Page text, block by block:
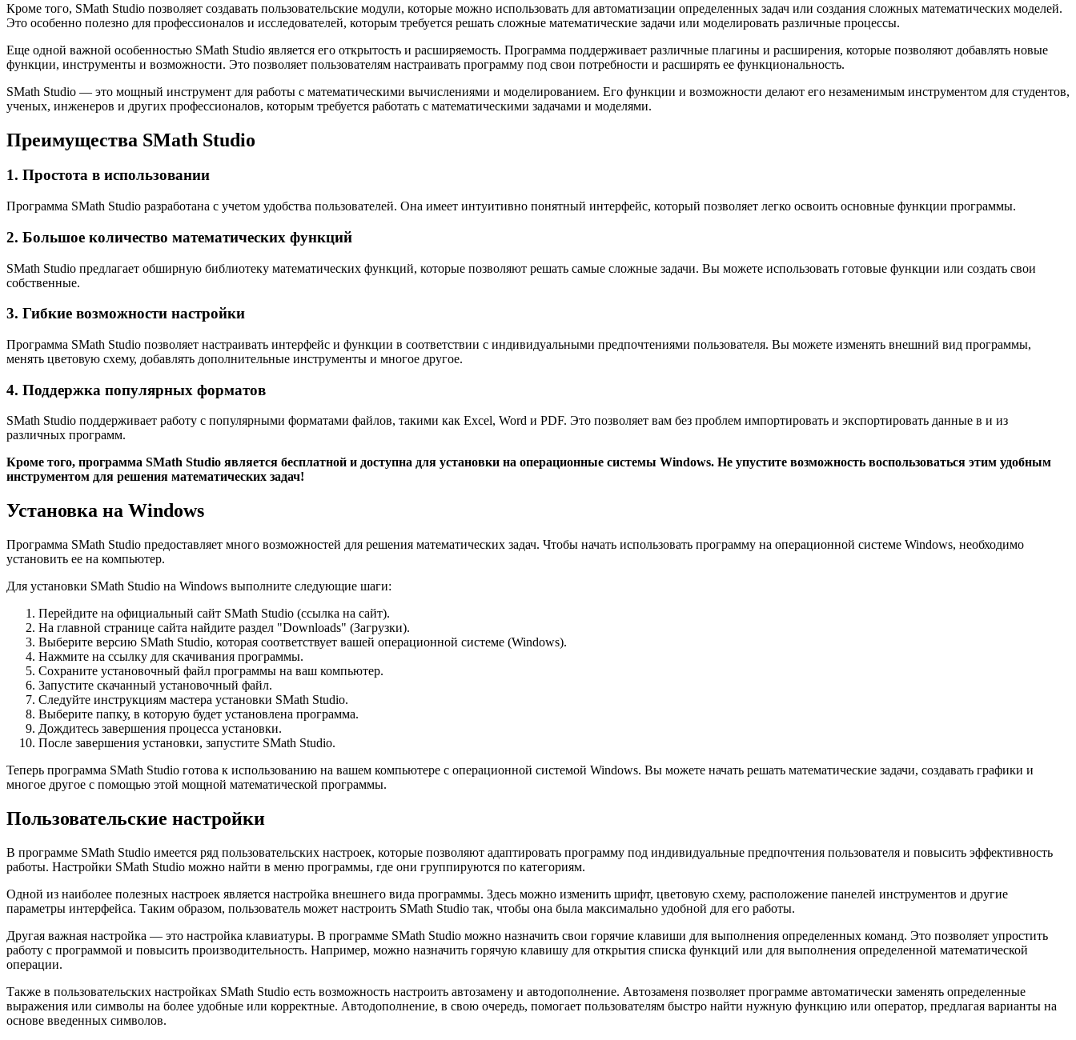
Кроме того, SMath Studio позволяет создавать пользовательские модули, которые можно использовать для автоматизации определенных задач или создания сложных математических моделей.
Это особенно полезно для профессионалов и исследователей, которым требуется решать сложные математические задачи или моделировать различные процессы.
Еще одной важной особенностью SMath Studio является его открытость и расширяемость. Программа поддерживает различные плагины и расширения, которые позволяют добавлять новые
функции, инструменты и возможности. Это позволяет пользователям настраивать программу под свои потребности и расширять ее функциональность.
SMath Studio — это мощный инструмент для работы с математическими вычислениями и моделированием. Его функции и возможности делают его незаменимым инструментом для студентов,
ученых, инженеров и других профессионалов, которым требуется работать с математическими задачами и моделями.
Преимущества SMath Studio
1. Простота в использовании
Программа SMath Studio разработана с учетом удобства пользователей. Она имеет интуитивно понятный интерфейс, который позволяет легко освоить основные функции программы.
2. Большое количество математических функций
SMath Studio предлагает обширную библиотеку математических функций, которые позволяют решать самые сложные задачи. Вы можете использовать готовые функции или создать свои
собственные.
3. Гибкие возможности настройки
Программа SMath Studio позволяет настраивать интерфейс и функции в соответствии с индивидуальными предпочтениями пользователя. Вы можете изменять внешний вид программы,
менять цветовую схему, добавлять дополнительные инструменты и многое другое.
4. Поддержка популярных форматов
SMath Studio поддерживает работу с популярными форматами файлов, такими как Excel, Word и PDF. Это позволяет вам без проблем импортировать и экспортировать данные в и из
различных программ.
Кроме того, программа SMath Studio является бесплатной и доступна для установки на операционные системы Windows. Не упустите возможность воспользоваться этим удобным
инструментом для решения математических задач!
Установка на Windows
Программа SMath Studio предоставляет много возможностей для решения математических задач. Чтобы начать использовать программу на операционной системе Windows, необходимо
установить ее на компьютер.
Для установки SMath Studio на Windows выполните следующие шаги:
Перейдите на официальный сайт SMath Studio (ссылка на сайт).
На главной странице сайта найдите раздел "Downloads" (Загрузки).
Выберите версию SMath Studio, которая соответствует вашей операционной системе (Windows).
Нажмите на ссылку для скачивания программы.
Сохраните установочный файл программы на ваш компьютер.
Запустите скачанный установочный файл.
Следуйте инструкциям мастера установки SMath Studio.
Выберите папку, в которую будет установлена программа.
Дождитесь завершения процесса установки.
После завершения установки, запустите SMath Studio.
Теперь программа SMath Studio готова к использованию на вашем компьютере с операционной системой Windows. Вы можете начать решать математические задачи, создавать графики и
многое другое с помощью этой мощной математической программы.
Пользовательские настройки
В программе SMath Studio имеется ряд пользовательских настроек, которые позволяют адаптировать программу под индивидуальные предпочтения пользователя и повысить эффективность
работы. Настройки SMath Studio можно найти в меню программы, где они группируются по категориям.
Одной из наиболее полезных настроек является настройка внешнего вида программы. Здесь можно изменить шрифт, цветовую схему, расположение панелей инструментов и другие
параметры интерфейса. Таким образом, пользователь может настроить SMath Studio так, чтобы она была максимально удобной для его работы.
Другая важная настройка — это настройка клавиатуры. В программе SMath Studio можно назначить свои горячие клавиши для выполнения определенных команд. Это позволяет упростить
работу с программой и повысить производительность. Например, можно назначить горячую клавишу для открытия списка функций или для выполнения определенной математической
операции.
Также в пользовательских настройках SMath Studio есть возможность настроить автозамену и автодополнение. Автозаменя позволяет программе автоматически заменять определенные
выражения или символы на более удобные или корректные. Автодополнение, в свою очередь, помогает пользователям быстро найти нужную функцию или оператор, предлагая варианты на
основе введенных символов.